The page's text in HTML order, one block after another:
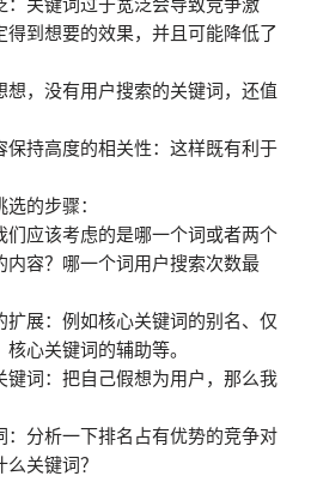
：关键词过于宽泛会导致竞争激
到想要的效果，并且可能降低了
想，没有用户搜索的关键词，还值
保持高度的相关性：这样既有利于
的步骤：
们应该考虑的是哪一个词或者两个
内容？哪一个词用户搜索次数最
扩展：例如核心关键词的别名、仅
心关键词的辅助等。
键词：把自己假想为用户，那么我
：分析一下排名占有优势的竞争对
关键词？